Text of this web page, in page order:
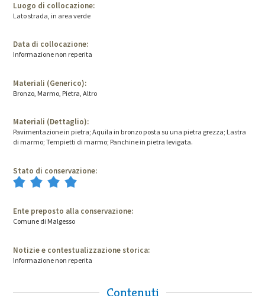
Luogo di collocazione:
Lato strada, in area verde
Data di collocazione:
Informazione non reperita
Materiali (Generico):
Bronzo, Marmo, Pietra, Altro
Materiali (Dettaglio):
Pavimentazione in pietra; Aquila in bronzo posta su una pietra grezza; Lastra
di marmo; Tempietti di marmo; Panchine in pietra levigata.
Stato di conservazione:
Ente preposto alla conservazione:
Comune di Malgesso
Notizie e contestualizzazione storica:
Informazione non reperita
Contenuti